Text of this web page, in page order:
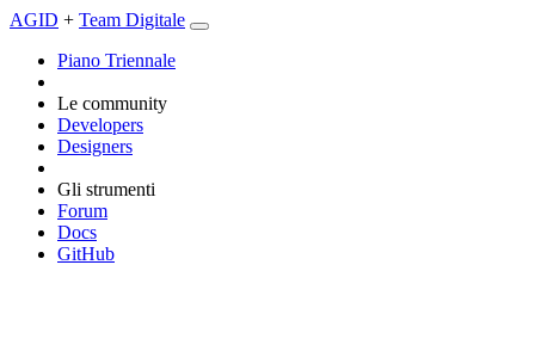
AGID + Team Digitale
Piano Triennale
Le community
Developers
Designers
Gli strumenti
Forum
Docs
GitHub